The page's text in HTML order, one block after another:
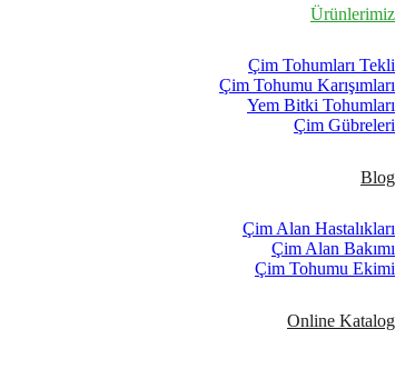
Ürünlerimiz
Çim Tohumları Tekli
Çim Tohumu Karışımları
Yem Bitki Tohumları
Çim Gübreleri
Blog
Çim Alan Hastalıkları
Çim Alan Bakımı
Çim Tohumu Ekimi
Online Katalog